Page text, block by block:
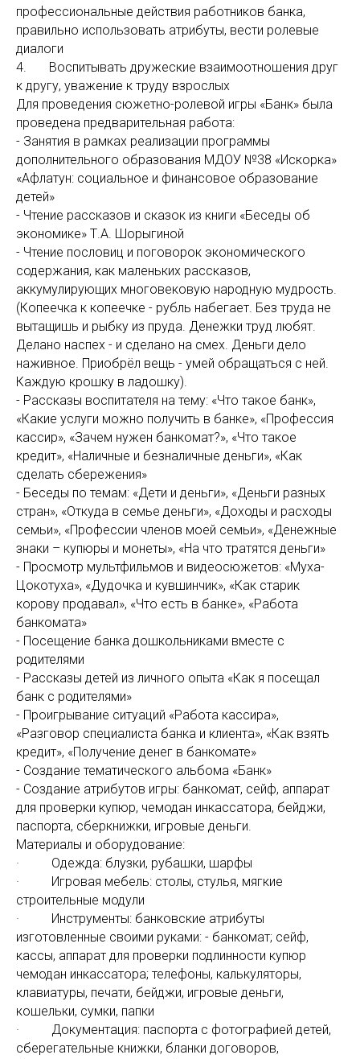
профессиональные действия работников банка,
правильно использовать атрибуты, вести ролевые
диалоги
4. Воспитывать дружеские взаимоотношения друг
к другу, уважение к труду взрослых
Для проведения сюжетно-ролевой игры «Банк» была
проведена предварительная работа:
- Занятия в рамках реализации программы
дополнительного образования МДОУ №38 «Искорка»
«Афлатун: социальное и финансовое образование
детей»
- Чтение рассказов и сказок из книги «Беседы об
экономике» Т.А. Шорыгиной
- Чтение пословиц и поговорок экономического
содержания, как маленьких рассказов,
аккумулирующих многовековую народную мудрость.
(Копеечка к копеечке - рубль набегает. Без труда не
вытащишь и рыбку из пруда. Денежки труд любят.
Делано наспех - и сделано на смех. Деньги дело
наживное. Приобрёл вещь - умей обращаться с ней.
Каждую крошку в ладошку).
- Рассказы воспитателя на тему: «Что такое банк»,
«Какие услуги можно получить в банке», «Профессия
кассир», «Зачем нужен банкомат?», «Что такое
кредит», «Наличные и безналичные деньги», «Как
сделать сбережения»
- Беседы по темам: «Дети и деньги», «Деньги разных
стран», «Откуда в семье деньги», «Доходы и расходы
семьи», «Профессии членов моей семьи», «Денежные
знаки – купюры и монеты», «На что тратятся деньги»
- Просмотр мультфильмов и видеосюжетов: «Муха-
Цокотуха», «Дудочка и кувшинчик», «Как старик
корову продавал», «Что есть в банке», «Работа
банкомата»
- Посещение банка дошкольниками вместе с
родителями
- Рассказы детей из личного опыта «Как я посещал
банк с родителями»
- Проигрывание ситуаций «Работа кассира»,
«Разговор специалиста банка и клиента», «Как взять
кредит», «Получение денег в банкомате»
- Создание тематического альбома «Банк»
- Создание атрибутов игры: банкомат, сейф, аппарат
для проверки купюр, чемодан инкассатора, бейджи,
паспорта, сберкнижки, игровые деньги.
Материалы и оборудование:
· Одежда: блузки, рубашки, шарфы
· Игровая мебель: столы, стулья, мягкие
строительные модули
· Инструменты: банковские атрибуты
изготовленные своими руками: - банкомат; сейф,
кассы, аппарат для проверки подлинности купюр
чемодан инкассатора; телефоны, калькуляторы,
клавиатуры, печати, бейджи, игровые деньги,
кошельки, сумки, папки
· Документация: паспорта с фотографией детей,
сберегательные книжки, бланки договоров,